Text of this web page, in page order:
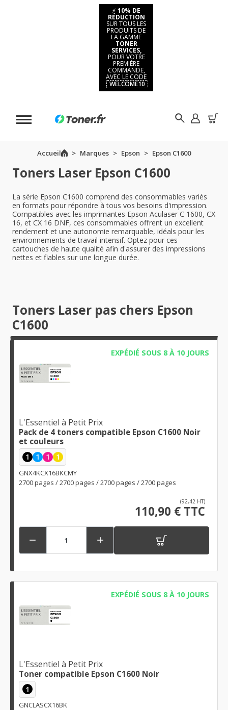
⚡ 10% DE
RÉDUCTION
SUR TOUS LES
PRODUITS DE
LA GAMME
TONER
SERVICES,
POUR VOTRE
PREMIÈRE
COMMANDE,
AVEC LE CODE
WELCOME10
Accueil Marques Epson Epson C1600
Toners Laser Epson C1600
La série Epson C1600 comprend des consommables variés
en formats pour répondre à tous vos besoins d'impression.
Compatibles avec les imprimantes Epson Aculaser C 1600, CX
16, et CX 16 DNF, ces consommables offrent un excellent
rendement et une autonomie remarquable, idéals pour les
environnements de travail intensif. Optez pour ces
cartouches de haute qualité afin d'assurer des impressions
nettes et fiables sur une longue durée.
Toners Laser pas chers Epson
C1600
EXPÉDIÉ SOUS 8 À 10 JOURS
L'Essentiel à Petit Prix
Pack de 4 toners compatible Epson C1600 Noir
et couleurs
1 1 1 1
GNX4KCX16BKCMY
2700 pages / 2700 pages / 2700 pages / 2700 pages
(92,42 HT)
110,90 € TTC
 
EXPÉDIÉ SOUS 8 À 10 JOURS
L'Essentiel à Petit Prix
Toner compatible Epson C1600 Noir
1
GNCLASCX16BK